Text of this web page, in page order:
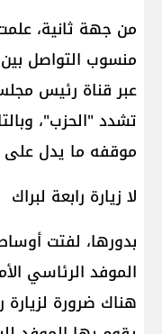
من جهة ثانية،
منسوب التواصل
عبر قناة رئيس
تشدد "الحزب"،
موقفه ما يدل على
لا زيارة رابعة لبراك
بدورها، لفتت
الموفد الرئاسي
هناك ضرورة